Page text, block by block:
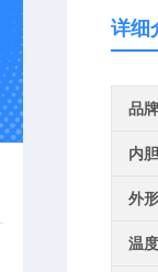
详细
品牌
内
外
温